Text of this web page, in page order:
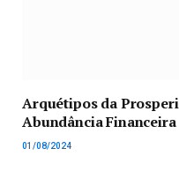
Arquétipos da
Abundância Financeira
01/08/2024